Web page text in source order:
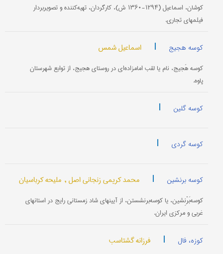
کوشان، اسماعیل (۱۲۹۴-۱۳۶۰ ش)، کارگردان، تهیه‌کننده و تصویربردار
فیلمهای تجاری.
کوسه هجیج | اسماعیل شمس
کوسه هَجیج، نام یا لقب امامزاده‌ای در روستای هجیج، از توابع شهرستان
پاوه.
کوسه گلین |
کوسه گردی |
کوسه برنشین | محمد کریمی زنجانی اصل , ملیحه کرباسیان
کوسه‌بَرْنِشین، یا کوسه‌برنشستن، از آیینهای شاد زمستانی رایج در استانهای
غربی و مرکزی ایران.
کوزه، فال | فرزانه گشتاسب